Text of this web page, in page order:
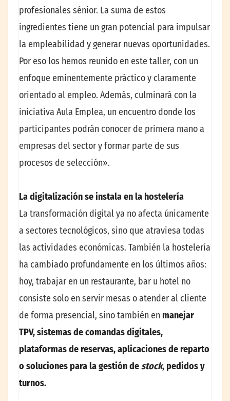
profesionales sénior. La suma de estos
ingredientes tiene un gran potencial para impulsar
la empleabilidad y generar nuevas oportunidades.
Por eso los hemos reunido en este taller, con un
enfoque eminentemente práctico y claramente
orientado al empleo. Además, culminará con la
iniciativa Aula Emplea, un encuentro donde los
participantes podrán conocer de primera mano a
empresas del sector y formar parte de sus
procesos de selección».
La digitalización se instala en la hostelería
La transformación digital ya no afecta únicamente
a sectores tecnológicos, sino que atraviesa todas
las actividades económicas. También la hostelería
ha cambiado profundamente en los últimos años:
hoy, trabajar en un restaurante, bar u hotel no
consiste solo en servir mesas o atender al cliente
de forma presencial, sino también en manejar
TPV, sistemas de comandas digitales,
plataformas de reservas, aplicaciones de reparto
o soluciones para la gestión destock, pedidos y
turnos.